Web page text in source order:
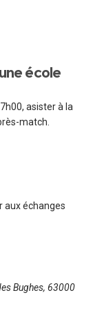
école
asister à la
match.
aux échanges
Bughes, 63000